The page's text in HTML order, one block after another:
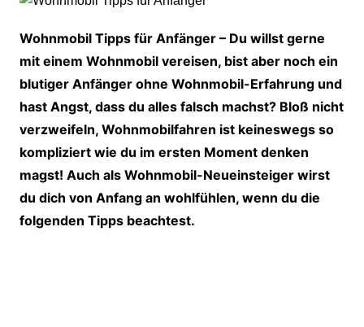
Wohnmobil Tipps für Anfänger – Du willst gerne
mit einem Wohnmobil vereisen, bist aber noch ein
blutiger Anfänger ohne Wohnmobil-Erfahrung und
hast Angst, dass du alles falsch machst? Bloß nicht
verzweifeln, Wohnmobilfahren ist keineswegs so
kompliziert wie du im ersten Moment denken
magst! Auch als Wohnmobil-Neueinsteiger wirst
du dich von Anfang an wohlfühlen, wenn du die
folgenden Tipps beachtest.